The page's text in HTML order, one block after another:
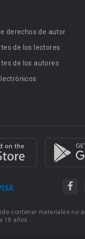
derechos de autor
de los lectores
de los autores
contener materiales no
18 años.